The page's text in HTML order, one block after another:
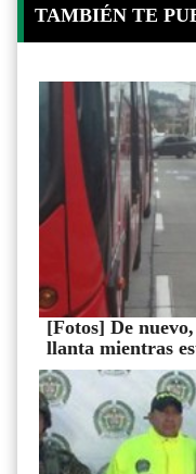
TAMBIÉN TE
[Fotos] De
llanta mientras